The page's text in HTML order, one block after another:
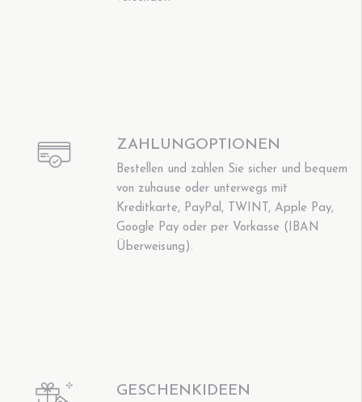
ZAHLUNGOPTIONEN
Bestellen und zahlen Sie sicher und bequem
von zuhause oder unterwegs mit
Kreditkarte, PayPal, TWINT, Apple Pay,
Google Pay oder per Vorkasse (IBAN
Überweisung).
GESCHENKIDEEN